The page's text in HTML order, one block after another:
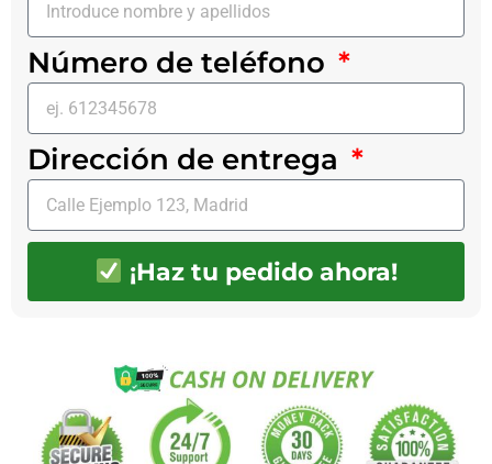
Número de teléfono
Dirección de entrega
¡Haz tu pedido ahora!